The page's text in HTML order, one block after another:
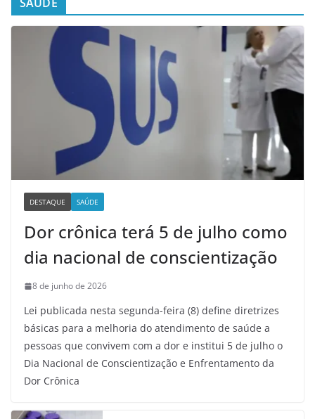
DESTAQUE SAÚDE
Dor crônica terá 5 de julho como
dia nacional de conscientização
8 de junho de 2026
Lei publicada nesta segunda-feira (8) define diretrizes
básicas para a melhoria do atendimento de saúde a
pessoas que convivem com a dor e institui 5 de julho o
Dia Nacional de Conscientização e Enfrentamento da
Dor Crônica